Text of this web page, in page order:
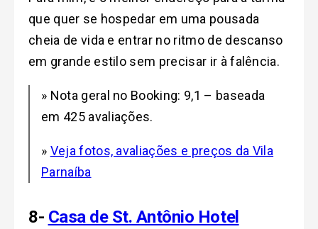
que quer se hospedar em uma pousada
cheia de vida e entrar no ritmo de descanso
em grande estilo sem precisar ir à falência.
» Nota geral no Booking: 9,1 – baseada
em 425 avaliações.
» Veja fotos, avaliações e preços da Vila
Parnaíba
8- Casa de St. Antônio Hotel